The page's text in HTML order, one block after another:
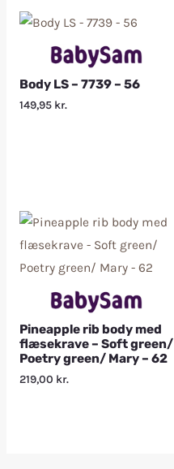
Body LS – 7739 – 56
149,95 kr.
Pineapple rib body med
flæsekrave – Soft green/
Poetry green/ Mary – 62
219,00 kr.